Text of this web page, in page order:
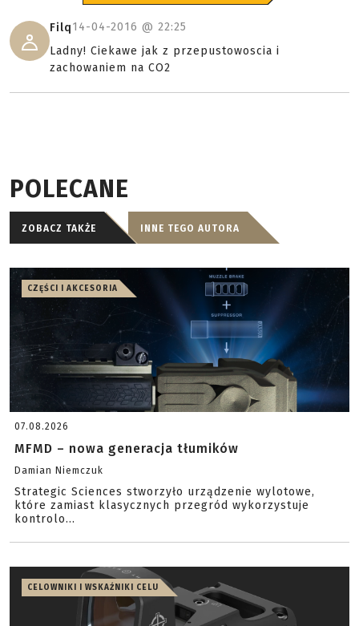
Filq14-04-2016 @ 22:25
Ladny! Ciekawe jak z przepustowoscia i
zachowaniem na CO2
POLECANE
ZOBACZ TAKŻE INNE TEGO AUTORA
CZĘŚCI I AKCESORIA
07.08.2026
MFMD – nowa generacja tłumików
Damian Niemczuk
Strategic Sciences stworzyło urządzenie wylotowe,
które zamiast klasycznych przegród wykorzystuje
kontrolo...
CELOWNIKI I WSKAŹNIKI CELU